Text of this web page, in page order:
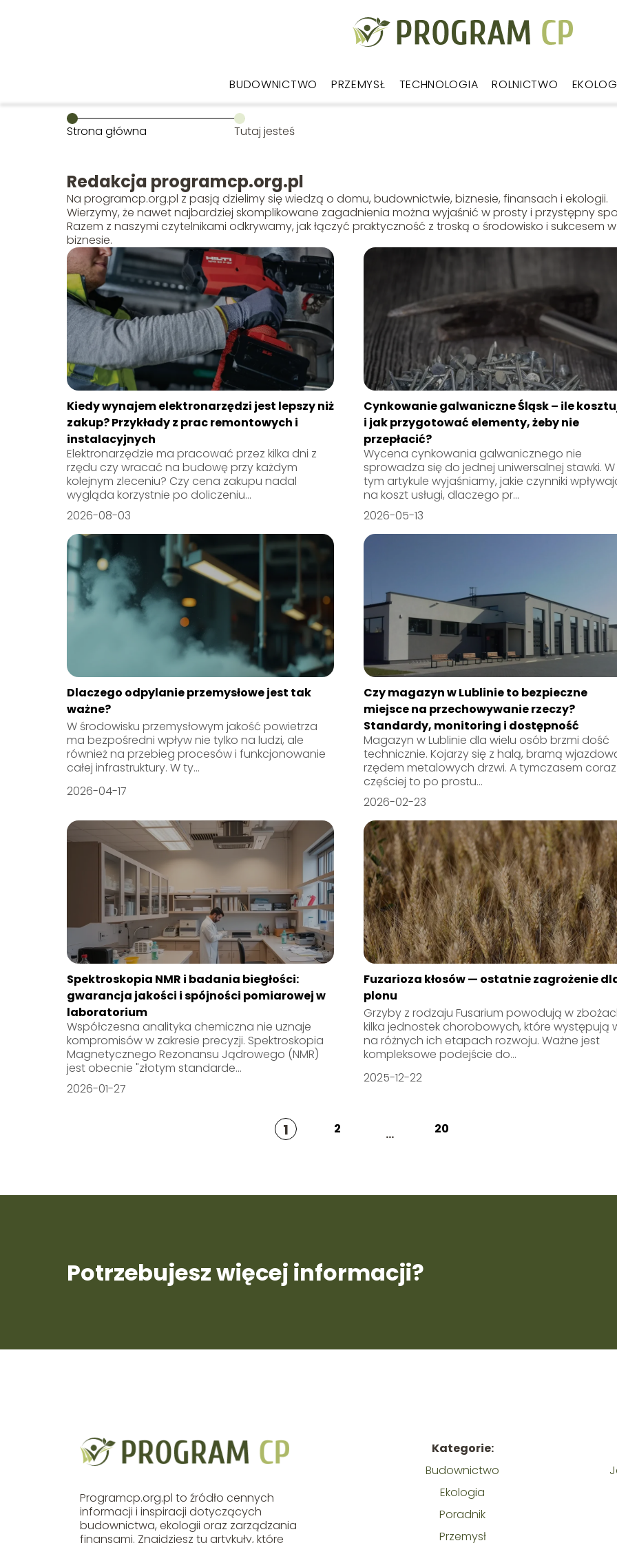
BUDOWNICTWO PRZEMYSŁ TECHNOLOGIA ROLNICTWO
Strona główna Tutaj jesteś
Redakcja programcp.org.pl
Na programcp.org.pl z pasją dzielimy się wiedzą o domu, budownictwie, biznesie, finansach i ekologii.
Wierzymy, że nawet najbardziej skomplikowane zagadnienia można wyjaśnić w prosty i przystępny
Razem z naszymi czytelnikami odkrywamy, jak łączyć praktyczność z troską o środowisko i sukcesem w
biznesie.
Kiedy wynajem elektronarzędzi jest lepszy niż
zakup? Przykłady z prac remontowych i
instalacyjnych
Elektronarzędzie ma pracować przez kilka dni z
rzędu czy wracać na budowę przy każdym
kolejnym zleceniu? Czy cena zakupu nadal
wygląda korzystnie po doliczeniu...
2026-08-03
Cynkowanie galwaniczne Śląsk – ile
i jak przygotować elementy, żeby nie
przepłacić?
Wycena cynkowania galwanicznego nie
sprowadza się do jednej uniwersalnej stawki. W
tym artykule wyjaśniamy, jakie czynniki
na koszt usługi, dlaczego pr...
2026-05-13
Dlaczego odpylanie przemysłowe jest tak
ważne?
W środowisku przemysłowym jakość powietrza
ma bezpośredni wpływ nie tylko na ludzi, ale
również na przebieg procesów i funkcjonowanie
całej infrastruktury. W ty...
2026-04-17
Czy magazyn w Lublinie to bezpieczne
miejsce na przechowywanie rzeczy?
Standardy, monitoring i dostępność
Magazyn w Lublinie dla wielu osób brzmi dość
technicznie. Kojarzy się z halą, bramą
rzędem metalowych drzwi. A tymczasem coraz
częściej to po prostu...
2026-02-23
Spektroskopia NMR i badania biegłości:
gwarancja jakości i spójności pomiarowej w
laboratorium
Współczesna analityka chemiczna nie uznaje
kompromisów w zakresie precyzji. Spektroskopia
Magnetycznego Rezonansu Jądrowego (NMR)
jest obecnie "złotym standarde...
2026-01-27
Fuzarioza kłosów — ostatnie zagrożenie
plonu
Grzyby z rodzaju Fusarium powodują w
kilka jednostek chorobowych, które występują
na różnych ich etapach rozwoju. Ważne jest
kompleksowe podejście do...
2025-12-22
1 2 ... 20
Potrzebujesz więcej informacji?
Programcp.org.pl to źródło cennych
informacji i inspiracji dotyczących
budownictwa, ekologii oraz zarządzania
finansami. Znajdziesz tu artykuły, które
Kategorie:
Budownictwo
Ekologia
Poradnik
Przemysł